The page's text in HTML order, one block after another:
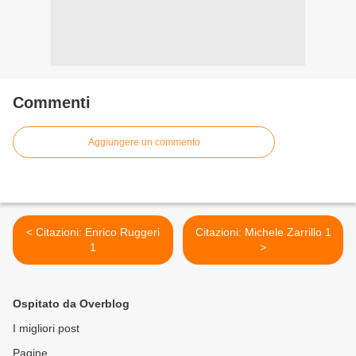
Commenti
Aggiungere un commento
< Citazioni: Enrico Ruggeri
1
Citazioni: Michele Zarrillo 1
>
Ospitato da Overblog
I migliori post
Pagine